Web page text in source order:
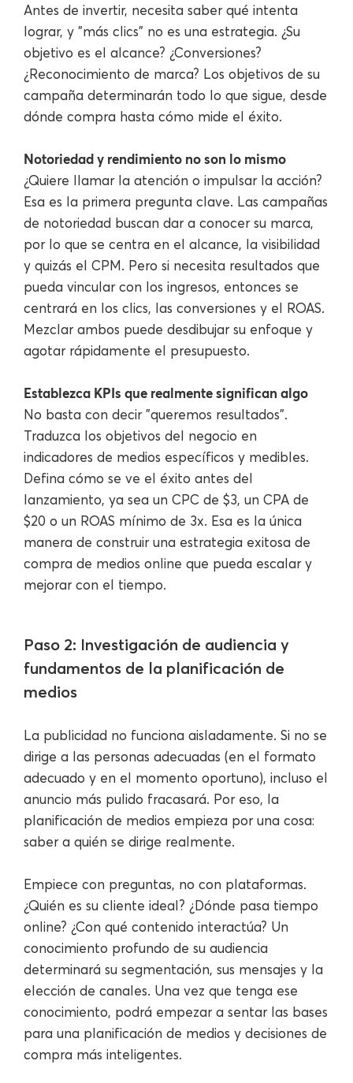
Antes de invertir, necesita saber qué intenta
lograr, y "más clics" no es una estrategia. ¿Su
objetivo es el alcance? ¿Conversiones?
¿Reconocimiento de marca? Los objetivos de su
campaña determinarán todo lo que sigue, desde
dónde compra hasta cómo mide el éxito.
Notoriedad y rendimiento no son lo mismo
¿Quiere llamar la atención o impulsar la acción?
Esa es la primera pregunta clave. Las campañas
de notoriedad buscan dar a conocer su marca,
por lo que se centra en el alcance, la visibilidad
y quizás el CPM. Pero si necesita resultados que
pueda vincular con los ingresos, entonces se
centrará en los clics, las conversiones y el ROAS.
Mezclar ambos puede desdibujar su enfoque y
agotar rápidamente el presupuesto.
Establezca KPIs que realmente significan algo
No basta con decir "queremos resultados".
Traduzca los objetivos del negocio en
indicadores de medios específicos y medibles.
Defina cómo se ve el éxito antes del
lanzamiento, ya sea un CPC de $3, un CPA de
$20 o un ROAS mínimo de 3x. Esa es la única
manera de construir una estrategia exitosa de
compra de medios online que pueda escalar y
mejorar con el tiempo.
Paso 2: Investigación de audiencia y
fundamentos de la planificación de
medios
La publicidad no funciona aisladamente. Si no se
dirige a las personas adecuadas (en el formato
adecuado y en el momento oportuno), incluso el
anuncio más pulido fracasará. Por eso, la
planificación de medios empieza por una cosa:
saber a quién se dirige realmente.
Empiece con preguntas, no con plataformas.
¿Quién es su cliente ideal? ¿Dónde pasa tiempo
online? ¿Con qué contenido interactúa? Un
conocimiento profundo de su audiencia
determinará su segmentación, sus mensajes y la
elección de canales. Una vez que tenga ese
conocimiento, podrá empezar a sentar las bases
para una planificación de medios y decisiones de
compra más inteligentes.